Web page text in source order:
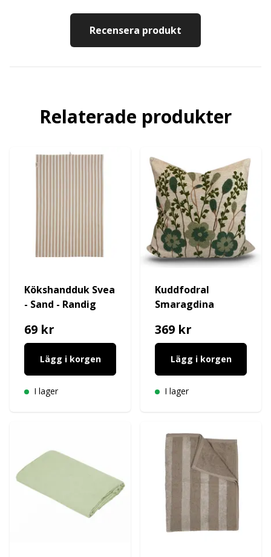
Recensera produkt
Relaterade produkter
Kökshandduk Svea
- Sand - Randig
69 kr
Lägg i korgen
I lager
Kuddfodral
Smaragdina
369 kr
Lägg i korgen
I lager